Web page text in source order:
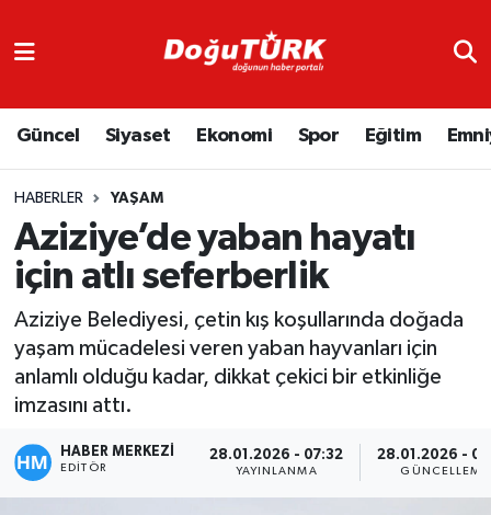
Güncel Siyaset Ekonomi Spor Eğitim
HABERLER YAŞAM
Aziziye’de yaban hayatı
için atlı seferberlik
Aziziye Belediyesi, çetin kış koşullarında doğada
yaşam mücadelesi veren yaban hayvanları için
anlamlı olduğu kadar, dikkat çekici bir etkinliğe
imzasını attı.
HABER MERKEZİ
EDITÖR
28.01.2026 - 07:32
YAYINLANMA
28.01.2026 -
GÜNCELLEME
Asayiş
Bölge
Eğitim
GENEL
Güncel
Trafik Durumu
Süper Lig Puan Durumu ve Fikstür
Tüm Manşetler